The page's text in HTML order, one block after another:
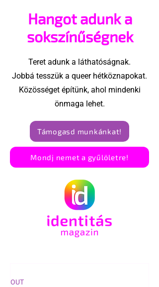
Hangot adunk a
sokszínűségnek
Teret adunk a láthatóságnak.
Jobbá tesszük a queer hétköznapokat.
Közösséget építünk, ahol mindenki
önmaga lehet.
Támogasd munkánkat!
Mondj nemet a gyűlöletre!
OUT